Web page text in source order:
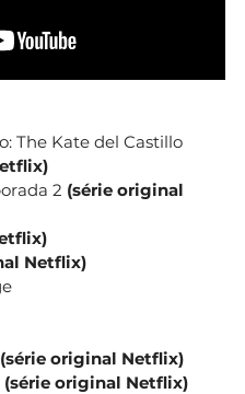
The Kate del Castillo
2 (série original
Netflix)
(série original Netflix)
(série original Netflix)